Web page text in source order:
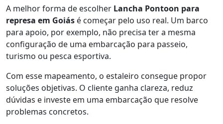
A melhor forma de escolher Lancha Pontoon para
represa em Goiás é começar pelo uso real. Um barco
para apoio, por exemplo, não precisa ter a mesma
configuração de uma embarcação para passeio,
turismo ou pesca esportiva.
Com esse mapeamento, o estaleiro consegue propor
soluções objetivas. O cliente ganha clareza, reduz
dúvidas e investe em uma embarcação que resolve
problemas concretos.